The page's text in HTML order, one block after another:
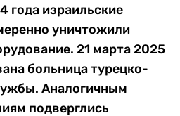
года израильские
уничтожили
21 марта 2025
больница турецко-
Аналогичным
подверглись